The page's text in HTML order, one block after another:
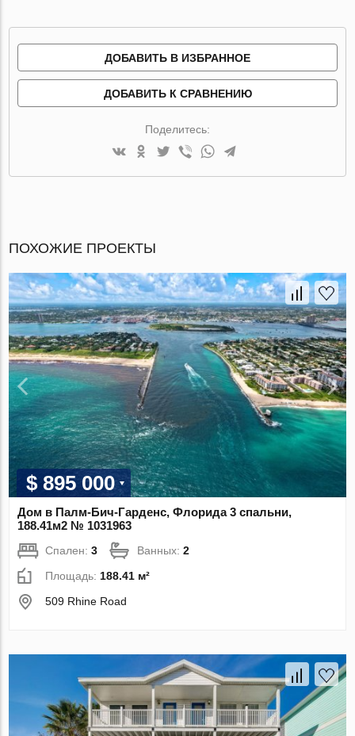
ДОБАВИТЬ В ИЗБРАННОЕ
ДОБАВИТЬ К СРАВНЕНИЮ
Поделитесь:
ПОХОЖИЕ ПРОЕКТЫ
$ 895 000
Дом в Палм-Бич-Гарденс, Флорида 3 спальни,
188.41м2 № 1031963
Спален:3 Ванных:2
Площадь:188.41 м²
509 Rhine Road